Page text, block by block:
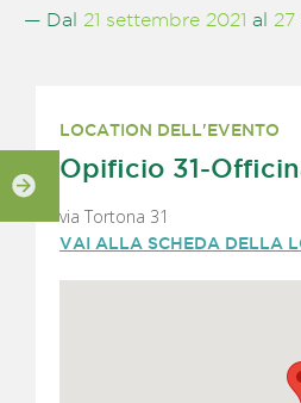
— Dal 21 settembre 2021 al 27
LOCATION DELL'EVENTO
Opificio 31-
via Tortona 31
VAI ALLA SCHEDA DELLA